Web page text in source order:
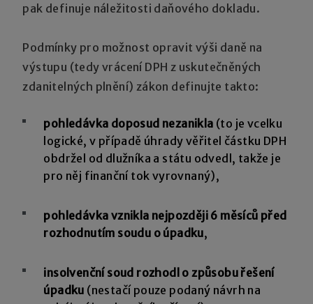
pak definuje náležitosti daňového dokladu.
Podmínky pro možnost opravit výši daně na
výstupu (tedy vrácení DPH z uskutečněných
zdanitelných plnění) zákon definujte takto:
pohledávka doposud nezanikla (to je vcelku
logické, v případě úhrady věřitel částku DPH
obdržel od dlužníka a státu odvedl, takže je
pro něj finanční tok vyrovnaný),
pohledávka vznikla nejpozději 6 měsíců před
rozhodnutím soudu o úpadku,
insolvenční soud rozhodl o způsobu řešení
úpadku (nestačí pouze podaný návrh na